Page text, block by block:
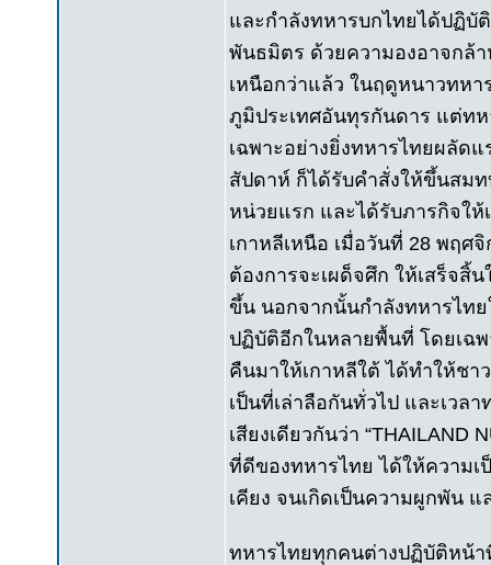
และกำลังทหารบกไทยได้ปฏิบั
พันธมิตร ด้วยความองอาจกล้
เหนือกว่าแล้ว ในฤดูหนาวทห
ภูมิประเทศอันทุรกันดาร แต่ท
เฉพาะอย่างยิ่งทหารไทยผลัด
สัปดาห์ ก็ได้รับคำสั่งให้ขึ้นสม
หน่วยแรก และได้รับภารกิจให้
เกาหลีเหนือ เมื่อวันที่ 28 พฤศ
ต้องการจะเผด็จศึก ให้เสร็จสิ้
ขึ้น นอกจากนั้นกำลังทหารไท
ปฏิบัติอีกในหลายพื้นที่ โดยเฉพ
คืนมาให้เกาหลีใต้ ได้ทำให้ช
เป็นที่เล่าลือกันทั่วไป และเวล
เสียงเดียวกันว่า
ที่ดีของทหารไทย ได้ให้ความเ
เคียง จนเกิดเป็นความผูกพัน
ทหารไทยทุกคนต่างปฏิบัติหน้